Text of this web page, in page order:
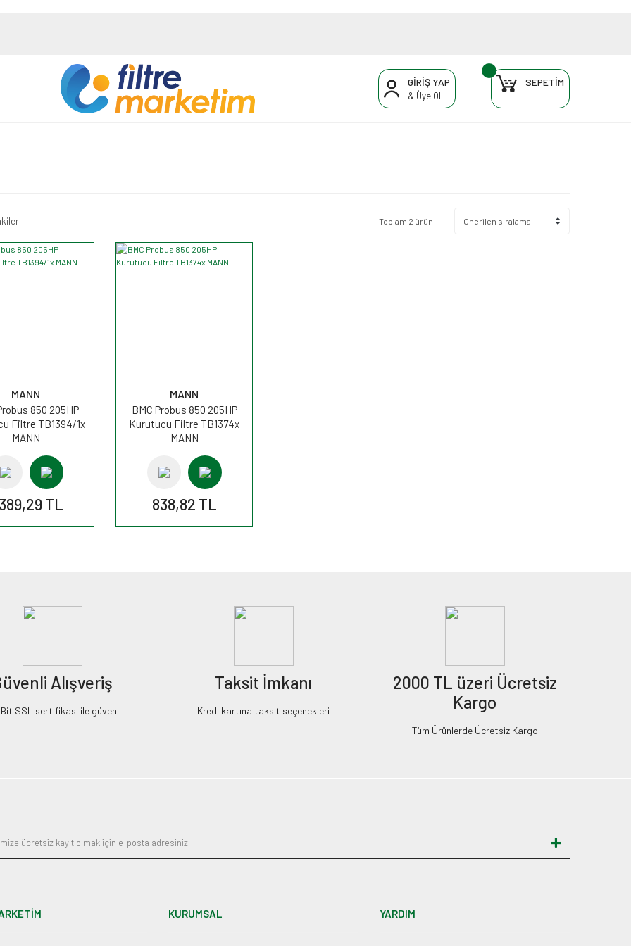
GİRİŞ YAP
& Üye Ol
SEPETİM
Toplam 2 ürün
MANN
850 205HP
Filtre TB1394/1x
MANN
TL
MANN
BMC Probus 850 205HP
Kurutucu Filtre TB1374x
MANN
838,82 TL
Alışveriş
SSL sertifikası ile güvenli
Taksit İmkanı
Kredi kartına taksit seçenekleri
2000 TL üzeri Ücretsiz
Kargo
Tüm Ürünlerde Ücretsiz Kargo
KURUMSAL YARDIM